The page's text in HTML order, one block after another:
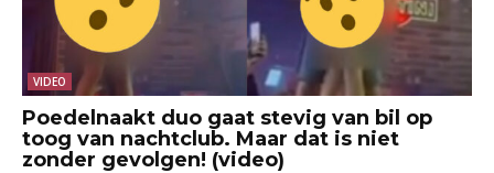
VIDEO
Poedelnaakt duo gaat stevig van bil op
toog van nachtclub. Maar dat is niet
zonder gevolgen! (video)